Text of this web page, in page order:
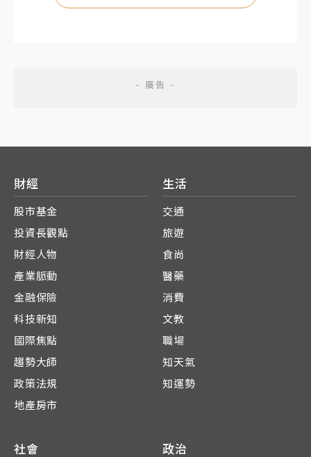
財經
股市基金
投資長觀點
財經人物
產業脈動
金融保險
科技新知
國際焦點
趨勢大師
政策法規
地產房市
生活
交通
旅遊
食尚
醫藥
消費
文教
職場
知天氣
知運勢
社會 政治